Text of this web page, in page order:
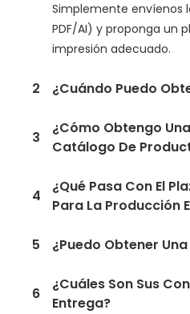
Simplemente envíenos
PDF/AI) y proponga un
impresión adecuado.
2 ¿Cuándo Puedo
3
¿Cómo Obtengo
Catálogo De
4
¿Qué Pasa Con El
Para La Producción
5 ¿Puedo Obtener
6
¿Cuáles Son Sus
Entrega?